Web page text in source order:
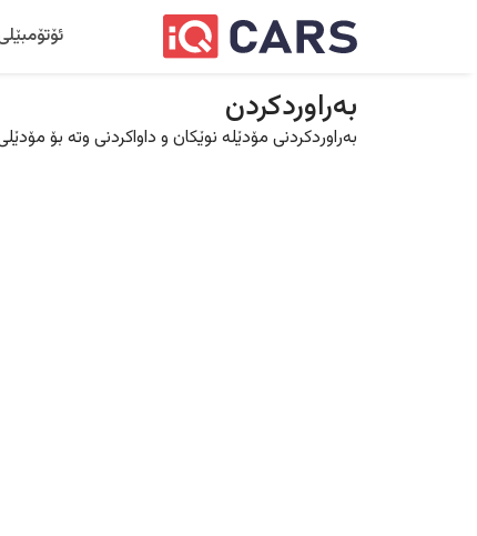
بەراوردکردن
بەراوردکردنی مۆدێلە نوێکان و داواکردنی وتە بۆ